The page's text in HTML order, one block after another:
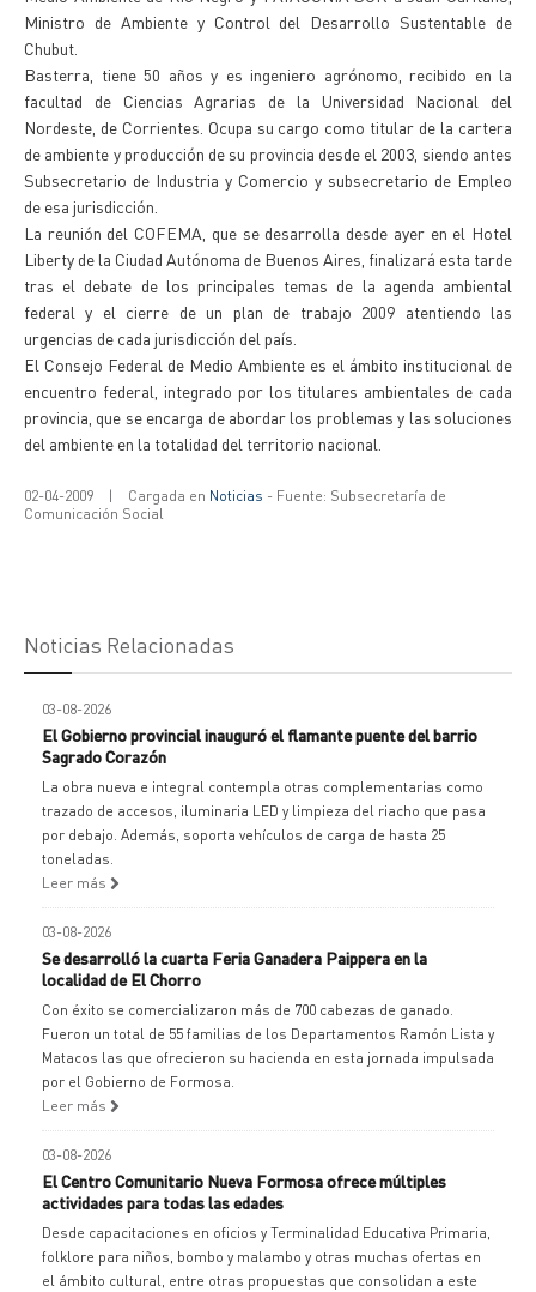
Ministro de Ambiente y Control del Desarrollo Sustentable de
Chubut.
Basterra, tiene 50 años y es ingeniero agrónomo, recibido en la
facultad de Ciencias Agrarias de la Universidad Nacional del
Nordeste, de Corrientes. Ocupa su cargo como titular de la cartera
de ambiente y producción de su provincia desde el 2003, siendo antes
Subsecretario de Industria y Comercio y subsecretario de Empleo
de esa jurisdicción.
La reunión del COFEMA, que se desarrolla desde ayer en el Hotel
Liberty de la Ciudad Autónoma de Buenos Aires, finalizará esta tarde
tras el debate de los principales temas de la agenda ambiental
federal y el cierre de un plan de trabajo 2009 atentiendo las
urgencias de cada jurisdicción del país.
El Consejo Federal de Medio Ambiente es el ámbito institucional de
encuentro federal, integrado por los titulares ambientales de cada
provincia, que se encarga de abordar los problemas y las soluciones
del ambiente en la totalidad del territorio nacional.
02-04-2009 | Cargada en Noticias - Fuente: Subsecretaría de
Comunicación Social
Noticias Relacionadas
03-08-2026
El Gobierno provincial inauguró el flamante puente del barrio
Sagrado Corazón
La obra nueva e integral contempla otras complementarias como
trazado de accesos, iluminaria LED y limpieza del riacho que pasa
por debajo. Además, soporta vehículos de carga de hasta 25
toneladas.
Leer más
03-08-2026
Se desarrolló la cuarta Feria Ganadera Paippera en la
localidad de El Chorro
Con éxito se comercializaron más de 700 cabezas de ganado.
Fueron un total de 55 familias de los Departamentos Ramón Lista y
Matacos las que ofrecieron su hacienda en esta jornada impulsada
por el Gobierno de Formosa.
Leer más
03-08-2026
El Centro Comunitario Nueva Formosa ofrece múltiples
actividades para todas las edades
Desde capacitaciones en oficios y Terminalidad Educativa Primaria,
folklore para niños, bombo y malambo y otras muchas ofertas en
el ámbito cultural, entre otras propuestas que consolidan a este